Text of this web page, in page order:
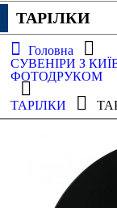
ТАРІЛКИ
Головна
СУВЕНІРИ З
ФОТОДРУКОМ
ТАРІЛКИ